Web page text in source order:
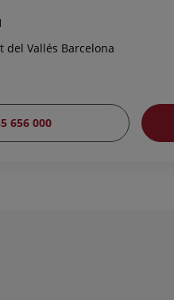
del Vallés Barcelona
656 000